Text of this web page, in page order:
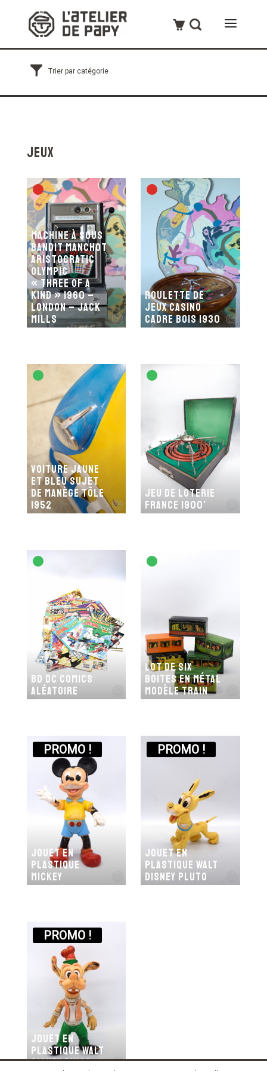
Jeux
Machine à sous
Bandit Manchot
Aristocratic
Olympic
« Three of a
kind » 1960 –
London – Jack
Mills
Roulette de
jeux casino
cadre bois 1930
Voiture jaune
et bleu sujet
de manège tôle
1952
Jeu de loterie
France 1900’
BD DC comics
aléatoire
Lot de six
boites en métal
modèle train
Jouet en
plastique
Mickey
PROMO !
Jouet en
plastique Walt
Disney Pluto
PROMO !
Jouet en
plastique Walt
Disney Dingo
PROMO !